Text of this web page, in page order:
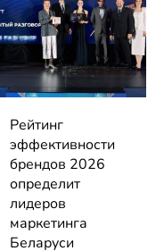
Рейтинг
эффективности
брендов 2026
определит
лидеров
маркетинга
Беларуси